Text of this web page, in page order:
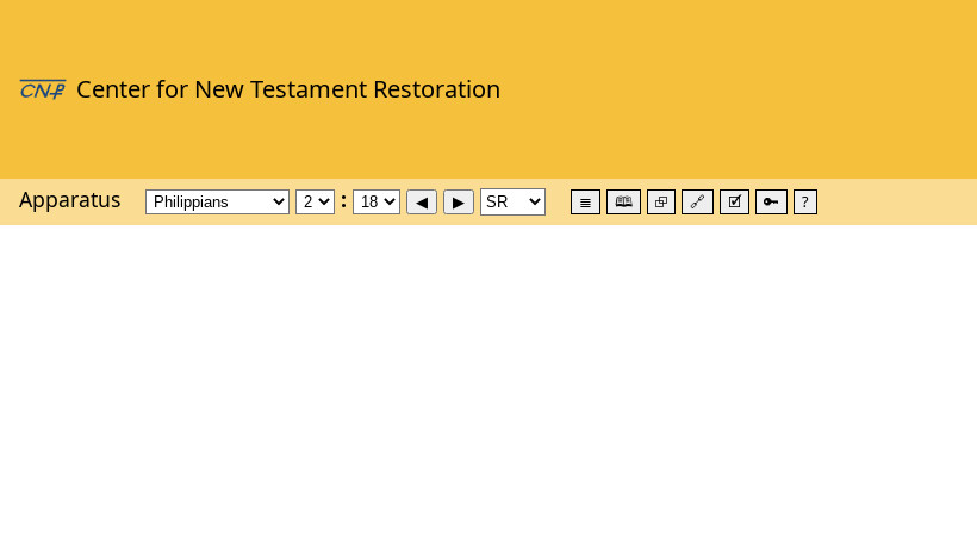
Apparatus ≣ 🕮 ⮺ 🔗 🗹 🔑 ?